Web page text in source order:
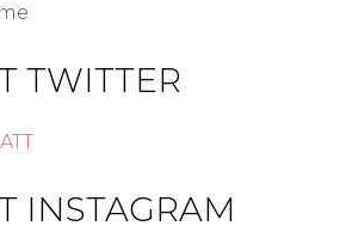
TWITTER
INSTAGRAM